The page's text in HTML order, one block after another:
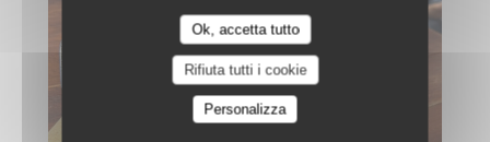
Ok, accetta tutto
Rifiuta tutti i cookie
Personalizza